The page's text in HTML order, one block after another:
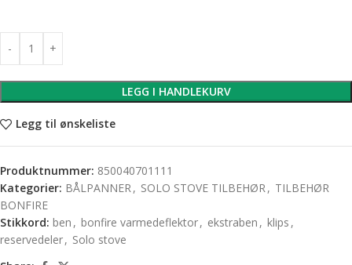
LEGG I HANDLEKURV
Legg til ønskeliste
Produktnummer: 850040701111
Kategorier: BÅLPANNER , SOLO STOVE TILBEHØR , TILBEHØR
BONFIRE
Stikkord: ben , bonfire varmedeflektor, ekstraben , klips ,
reservedeler, Solo stove